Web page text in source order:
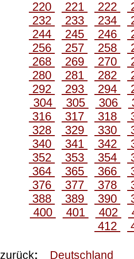
220
221 222
232
233 234
244
245 246
256
257 258
268
269 270
280
281 282
292
293 294
304
305 306
316
317 318
328
329 330
340
341 342
352
353 354
364
365 366
376
377 378
388
389 390
400
401 402
412
zurück: Deutschland